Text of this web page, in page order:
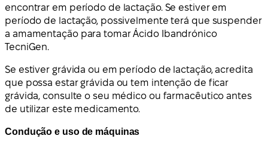
encontrar em período de lactação. Se estiver em
período de lactação, possivelmente terá que suspender
a amamentação para tomar Ácido Ibandrónico
TecniGen.
Se estiver grávida ou em período de lactação, acredita
que possa estar grávida ou tem intenção de ficar
grávida, consulte o seu médico ou farmacêutico antes
de utilizar este medicamento.
Condução e uso de máquinas